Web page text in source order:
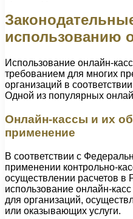
использованию
Использование онлайн-
требованием для многих
организаций в
Одной из популярных
Онлайн-кассы и их
применение
В соответствии с
применении контрольно-
осуществлении расчетов в
использование онлайн-
для организаций,
или оказывающих услуги.